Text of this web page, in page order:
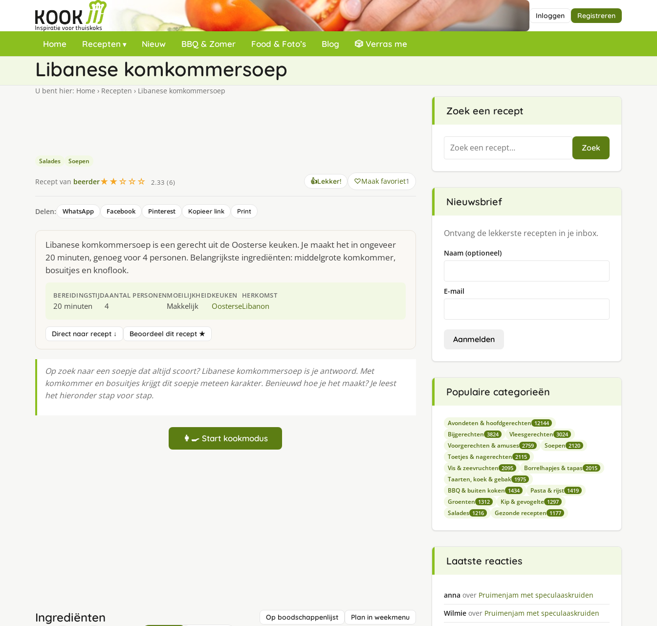
Inloggen Registreren
Home Recepten Nieuw BBQ & Zomer Food & Foto’s Blog 🎲 Verras me
Libanese komkommersoep
U bent hier: Home › Recepten › Libanese komkommersoep
Salades Soepen
Recept van beerder★★☆☆☆ 2.33 (6) 👍Lekker! Maak favoriet1
Delen: WhatsApp Facebook Pinterest Kopieer link Print
Libanese komkommersoep is een gerecht uit de Oosterse keuken. Je maakt het in ongeveer
20 minuten, genoeg voor 4 personen. Belangrijkste ingrediënten: middelgrote komkommer,
bosuitjes en knoflook.
BEREIDINGSTIJD
20 minuten
AANTAL PERSONEN
4
MOEILIJKHEID
Makkelijk
KEUKEN
Oosterse
HERKOMST
Libanon
Direct naar recept ↓ Beoordeel dit recept ★
Op zoek naar een soepje dat altijd scoort? Libanese komkommersoep is je antwoord. Met
komkommer en bosuitjes krijgt dit soepje meteen karakter. Benieuwd hoe je het maakt? Je leest
het hieronder stap voor stap.
👩‍🍳 Start kookmodus
Ingrediënten Op boodschappenlijst Plan in weekmenu
Zoek een recept
Zoeken
naar:
Zoek
Nieuwsbrief
Ontvang de lekkerste recepten in je inbox.
Naam (optioneel)
E-mail
Aanmelden
Populaire categorieën
Avondeten & hoofdgerechten 12144
Bijgerechten 3824 Vleesgerechten 3024
Voorgerechten & amuses 2759 Soepen 2120
Toetjes & nagerechten 2115
Vis & zeevruchten 2095 Borrelhapjes & tapas 2015
Taarten, koek & gebak 1975
BBQ & buiten koken 1434 Pasta & rijst 1419
Groenten 1312 Kip & gevogelte 1297
Salades 1216 Gezonde recepten 1177
Laatste reacties
anna over Pruimenjam met speculaaskruiden
Wilmie over Pruimenjam met speculaaskruiden